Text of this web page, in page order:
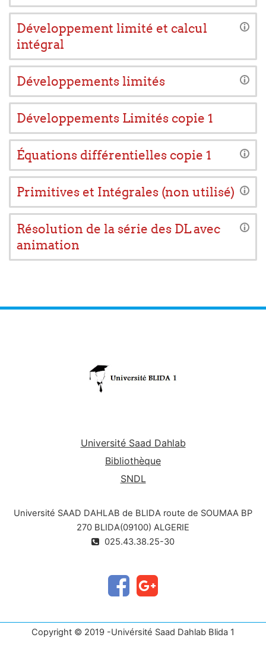
Développement limité et calcul
intégral
Développements limités
Développements Limités copie 1
Équations différentielles copie 1
Primitives et Intégrales (non utilisé)
Résolution de la série des DL avec
animation
Université Saad Dahlab
Bibliothèque
SNDL
Université SAAD DAHLAB de BLIDA route de SOUMAA BP
270 BLIDA(09100) ALGERIE
025.43.38.25-30
Copyright © 2019 -Univérsité Saad Dahlab Blida 1